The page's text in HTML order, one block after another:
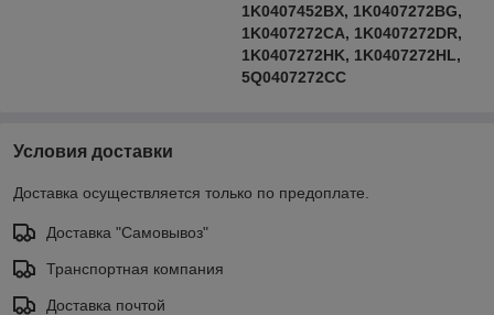
1K0407452BX, 1K0407272BG,
1K0407272CA, 1K0407272DR,
1K0407272HK, 1K0407272HL,
5Q0407272CC
Условия доставки
Доставка осуществляется только по предоплате.
Доставка "Самовывоз"
Транспортная компания
Доставка почтой